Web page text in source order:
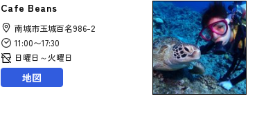
Cafe Beans
南城市玉城百名986-2
11:00〜17:30
日曜日～火曜日
地図